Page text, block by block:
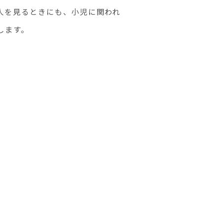
見るときにも、小児に関われ
す。